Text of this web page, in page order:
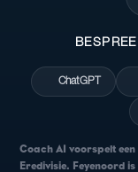
ChatGPT
Coach AI voorspelt een
Eredivisie. Feyenoord